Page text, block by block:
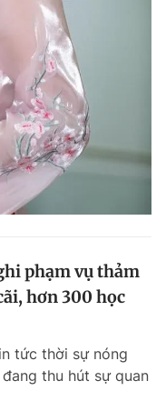
phạm vụ thảm
hơn 300 học
tức thời sự nóng
thu hút sự quan